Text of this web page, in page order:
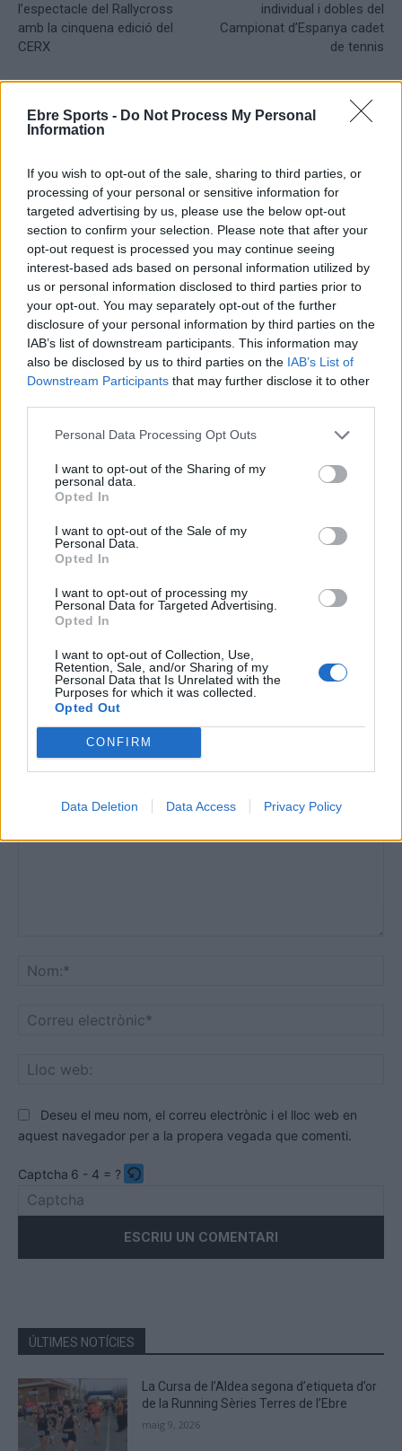
Ebre Sports - Do Not Process My Personal
Information
If you wish to opt-out of the sale, sharing to third parties, or
processing of your personal or sensitive information for
targeted advertising by us, please use the below opt-out
section to confirm your selection. Please note that after your
opt-out request is processed you may continue seeing
interest-based ads based on personal information utilized by
us or personal information disclosed to third parties prior to
your opt-out. You may separately opt-out of the further
disclosure of your personal information by third parties on the
IAB’s list of downstream participants. This information may
also be disclosed by us to third parties on the IAB’s List of
Downstream Participants that may further disclose it to other
Personal Data Processing Opt Outs
I want to opt-out of the Sharing of my
personal data.
Opted In
I want to opt-out of the Sale of my
Personal Data.
Opted In
I want to opt-out of processing my
Personal Data for Targeted Advertising.
Opted In
I want to opt-out of Collection, Use,
Retention, Sale, and/or Sharing of my
Personal Data that Is Unrelated with the
Purposes for which it was collected.
Opted Out
CONFIRM
Data Deletion Data Access Privacy Policy
l’espectacle del Rallycross
amb la cinquena edició del
CERX
individual i dobles del
Campionat d’Espanya cadet
de tennis
Redacció
http://ebresports.cat
ARTICLES RELACIONATS
Hoquei Patins
abril 26, 2026
Hoquei Patins
Hoquei Patins
El CHP Amposta supera a un dels seus
Deseu el meu nom, el correu electrònic i el lloc web en
aquest navegador per a la propera vegada que comenti.
Captcha 6 - 4 = ?
the
the
CAPTCHA
to
verify
that
you
ÚLTIMES NOTÍCIES
La Cursa de l’Aldea segona d’etiqueta d’or
de la Running Sèries Terres de l’Ebre
maig 9, 2026